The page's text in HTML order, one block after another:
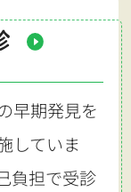
早期発見を
していま
負担で受診